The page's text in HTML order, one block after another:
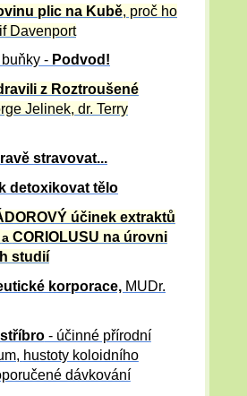
plic na Kubě, proč ho
Davenport
- Podvod!
z Roztroušené
Jelinek, dr. Terry
stravovat...
detoxikovat tělo
účinek extraktů
a CORIOLUSU na úrovni
studií
korporace, MUDr.
- účinné přírodní
hustoty koloidního
dávkování